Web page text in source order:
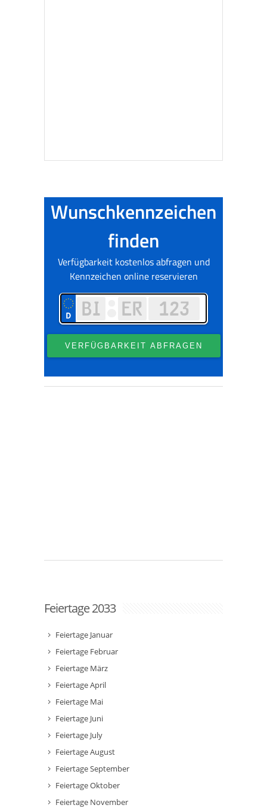
Feiertage 2033
Feiertage Januar
Feiertage Februar
Feiertage März
Feiertage April
Feiertage Mai
Feiertage Juni
Feiertage July
Feiertage August
Feiertage September
Feiertage Oktober
Feiertage November